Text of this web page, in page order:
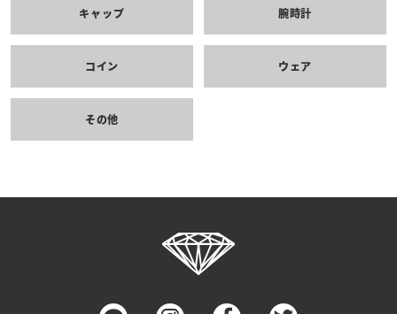
アイウェア ライター
キャップ 腕時計
コイン